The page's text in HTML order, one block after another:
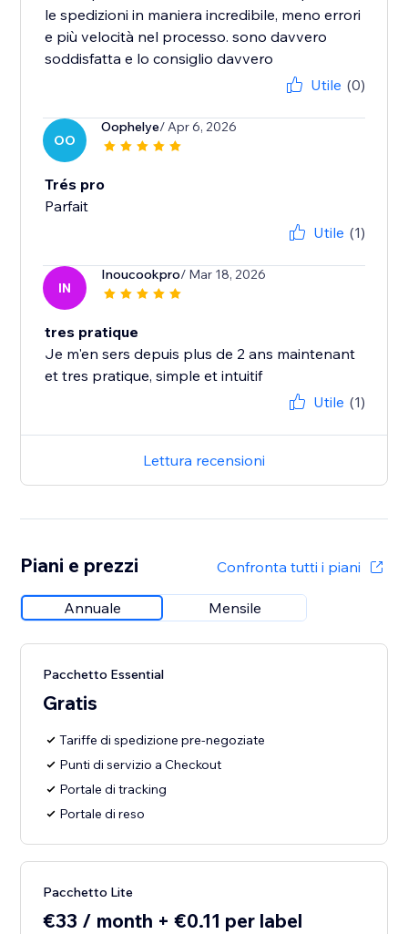
le spedizioni in maniera incredibile, meno errori
e più velocità nel processo. sono davvero
soddisfatta e lo consiglio davvero
Utile (0)
OO
Oophelye/ Apr 6, 2026
Trés pro
Parfait
Utile (1)
IN
Inoucookpro/ Mar 18, 2026
tres pratique
Je m'en sers depuis plus de 2 ans maintenant
et tres pratique, simple et intuitif
Utile (1)
Lettura recensioni
Piani e prezzi Confronta tutti i piani
Annuale Mensile
Pacchetto Essential
Gratis
Tariffe di spedizione pre-negoziate
Punti di servizio a Checkout
Portale di tracking
Portale di reso
Pacchetto Lite
€33 / month + €0.11 per label